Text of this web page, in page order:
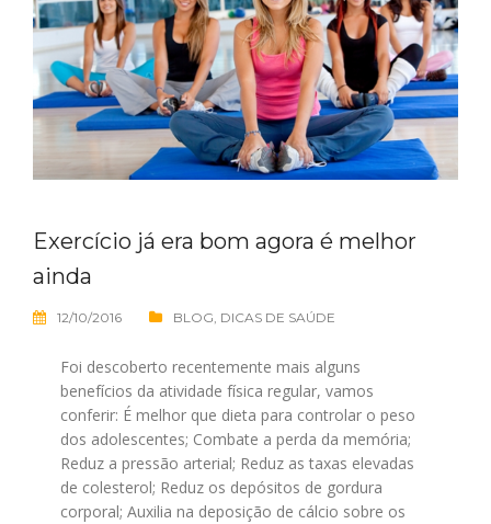
Exercício já era bom agora é melhor
ainda
12/10/2016 BLOG, DICAS DE SAÚDE
Foi descoberto recentemente mais alguns
benefícios da atividade física regular, vamos
conferir: É melhor que dieta para controlar o peso
dos adolescentes; Combate a perda da memória;
Reduz a pressão arterial; Reduz as taxas elevadas
de colesterol; Reduz os depósitos de gordura
corporal; Auxilia na deposição de cálcio sobre os